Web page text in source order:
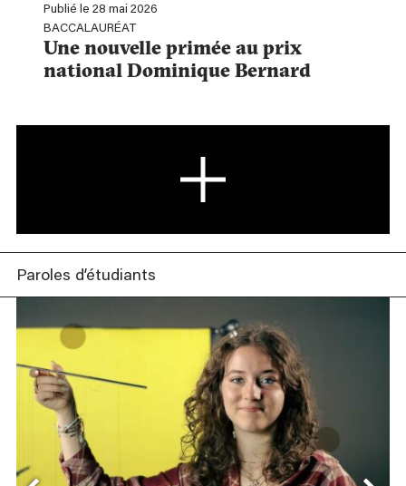
Publié le 28 mai 2026
BACCALAURÉAT
Une nouvelle primée au prix
national Dominique Bernard
Paroles d’étudiants